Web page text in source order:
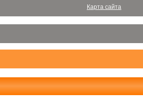
Карта сайта